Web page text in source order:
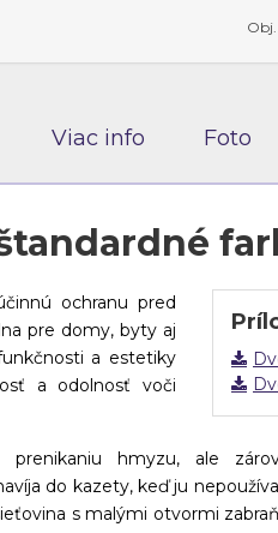
Viac info Foto
ochranu pred
pre domy, byty aj
a estetiky
a odolnosť voči
hmyzu, ale
do kazety, keď ju
s malými otvormi